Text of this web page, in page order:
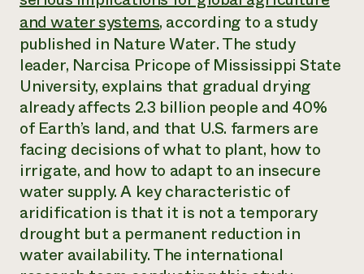
Informes anuales y financieros
Historias de impacto
Informe de
impacto 2024
LEER EL INFORME
Latinos en la agricultura
Sistemas alimentarios locales
Agricultura urbana
Las mujeres en la agricultura
Evento anual de reciclaje de productos electrónicos
Programa de descuentos de NorthWestern Energy
Servicios energéticos comerciales
Servicios energéticos residenciales
LIHEAP
Centro de intercambio de información AgriSolar
Blog
Podcasts
Publicaciones
Cursos cortos
Vídeos
Oportunidades de financiación
Noticias
Asociaciones empresariales
Donar
Donaciones planificadas
Boletín
Consultas de los medios de comunicación
Todos
contribuyen a la
resiliencia de la
comunidad.
and water systems, according to a study
published in Nature Water. The study
leader, Narcisa Pricope of Mississippi State
University, explains that gradual drying
already affects 2.3 billion people and 40%
of Earth’s land, and that U.S. farmers are
facing decisions of what to plant, how to
irrigate, and how to adapt to an insecure
water supply. A key characteristic of
aridification is that it is not a temporary
drought but a permanent reduction in
water availability. The international